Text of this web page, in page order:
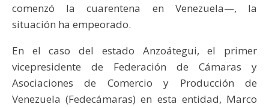
comenzó la cuarentena en Venezuela—, la
situación ha empeorado.
En el caso del estado Anzoátegui, el primer
vicepresidente de Federación de Cámaras y
Asociaciones de Comercio y Producción de
Venezuela (Fedecámaras) en esta entidad, Marco